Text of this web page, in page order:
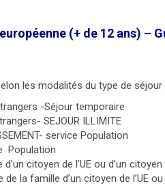
(+ de 12 ans) –
les modalités du type de séjour
-Séjour temporaire
SEJOUR ILLIMITE
service Population
Population
citoyen de l’UE ou d’un citoyen
la famille d’un citoyen de l’UE